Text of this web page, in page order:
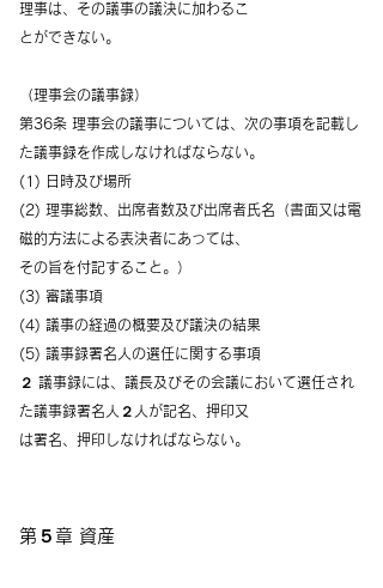
理事は、その議事の議決に加わるこ
とができない。
（理事会の議事録）
第36条 理事会の議事については、次の事項を記載し
た議事録を作成しなければならない。
(1) 日時及び場所
(2) 理事総数、出席者数及び出席者氏名（書面又は電
磁的方法による表決者にあっては、
その旨を付記すること。）
(3) 審議事項
(4) 議事の経過の概要及び議決の結果
(5) 議事録署名人の選任に関する事項
２ 議事録には、議長及びその会議において選任され
た議事録署名人２人が記名、押印又
は署名、押印しなければならない。
第５章 資産